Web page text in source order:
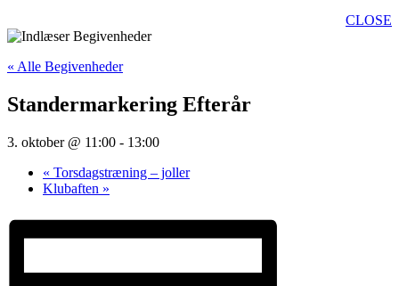
CLOSE
« Alle Begivenheder
Standermarkering Efterår
3. oktober @ 11:00 - 13:00
« Torsdagstræning – joller
Klubaften »